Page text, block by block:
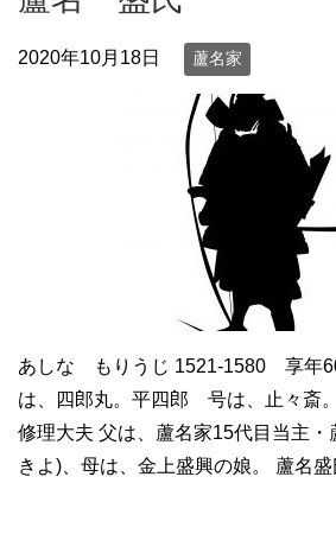
2020年10月18日 蘆名家
あしな もりうじ 1521-1580 享年
は、四郎丸。平四郎 号は、止々斎
修理大夫 父は、蘆名家15代目当主・
きよ)、母は、金上盛興の娘。 蘆名